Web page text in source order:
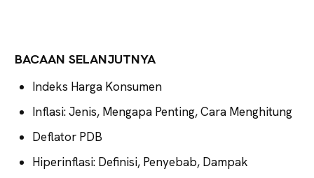
BACAAN SELANJUTNYA
Indeks Harga Konsumen
Inflasi: Jenis, Mengapa Penting, Cara Menghitung
Deflator PDB
Hiperinflasi: Definisi, Penyebab, Dampak